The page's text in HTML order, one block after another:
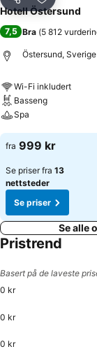
Del Legg til i
Hotell Östersund
7,5 Bra (5 812
Östersund, Sverige
Wi-Fi inkludert
Basseng
Spa
Se priser
fra 999 kr
Se priser fra 13
nettsteder
Se priser
Se alle
Pristrend
Basert på de laveste
0 kr
0 kr
0 kr